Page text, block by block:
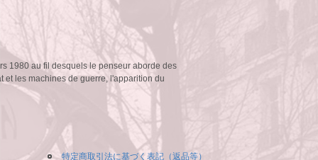
1980 au fil desquels le penseur aborde des
les machines de guerre, l'apparition du
特定商取引法に基づく表記（返品等）